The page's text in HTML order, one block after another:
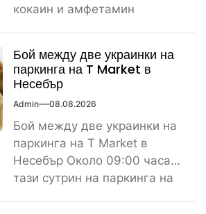
кокаин и амфетамин
Бой между две украинки на
паркинга на T Market в
Несебър
Admin 08.08.2026
Бой между две украинки на
паркинга на T Market в
Несебър Около 09:00 часа
тази сутрин на паркинга на